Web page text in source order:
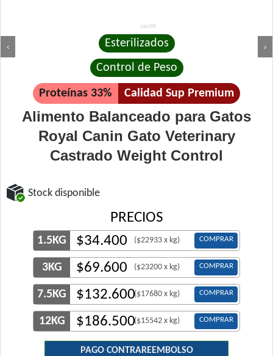
‹ ›
Esterilizados
Control de Peso
Proteínas 33% Calidad Sup Premium
Alimento Balanceado para Gatos
Royal Canin Gato Veterinary
Castrado Weight Control
Stock disponible
PRECIOS
1.5KG $34.400 ($22933 x kg) COMPRAR
3KG $69.600 ($23200 x kg) COMPRAR
7.5KG $132.600($17680 x kg) COMPRAR
12KG $186.500($15542 x kg) COMPRAR
PAGO CONTRAREEMBOLSO